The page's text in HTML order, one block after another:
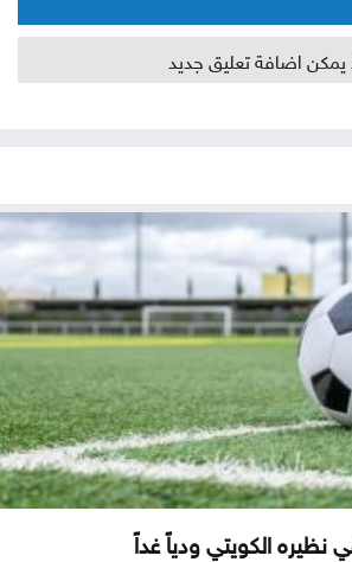
يمكن اضافة تعليق جديد
نظيره الكويتي ودياً غداً